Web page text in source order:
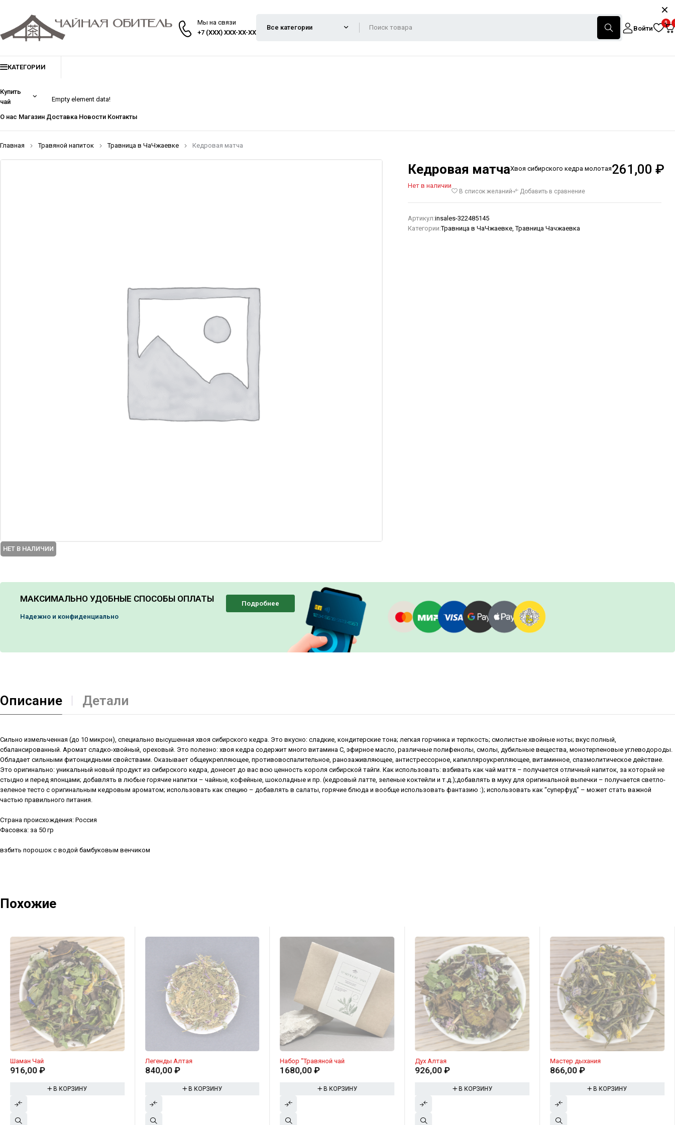
Мы на связи
+7 (XXX) XXX-XX-XX
Войти
0
КАТЕГОРИИ
Купить
чай
Empty element data!
О нас Магазин Доставка Новости Контакты
Главная Травяной напиток Травница в ЧаЧжаевке Кедровая матча
НЕТ В НАЛИЧИИ
Кедровая матчаХвоя сибирского кедра молотая261,00 ₽
Нет в наличии
В список желаний Добавить в сравнение
Артикул:insales-322485145
Категории:Травница в ЧаЧжаевке Травница Чачжаевка
МАКСИМАЛЬНО УДОБНЫЕ СПОСОБЫ ОПЛАТЫ
Надежно и конфиденциально
Подробнее
Описание Детали
Сильно измельченная (до 10 микрон), специально высушенная хвоя сибирского кедра. Это вкусно: сладкие, кондитерские тона; легкая горчинка и терпкость; смолистые хвойные ноты; вкус полный,
сбалансированный. Аромат сладко-хвойный, ореховый. Это полезно: хвоя кедра содержит много витамина С, эфирное масло, различные полифенолы, смолы, дубильные вещества, монотерпеновые углеводороды.
Обладает сильными фитонцидными свойствами. Оказывает общеукрепляющее, противовоспалительное, ранозаживляющее, антистрессорное, капилляроукрепляющее, витаминное, спазмолитическое действие.
Это оригинально: уникальный новый продукт из сибирского кедра, донесет до вас всю ценность короля сибирской тайги. Как использовать: взбивать как чай маття – получается отличный напиток, за который не
стыдно и перед японцами; добавлять в любые горячие напитки – чайные, кофейные, шоколадные и пр. (кедровый латте, зеленые коктейли и т.д.);добавлять в муку для оригинальной выпечки – получается светло-
зеленое тесто с оригинальным кедровым ароматом; использовать как специю – добавлять в салаты, горячие блюда и вообще использовать фантазию :); использовать как “суперфуд” – может стать важной
частью правильного питания.
Страна происхождения: Россия
Фасовка: за 50 гр
взбить порошок с водой бамбуковым венчиком
Похожие
Шаман Чай
916,00 ₽
В КОРЗИНУ
Легенды Алтая
840,00 ₽
В КОРЗИНУ
Набор "Травяной чай
1680,00₽
В КОРЗИНУ
Дух Алтая
926,00₽
В КОРЗИНУ
Мастер дыхания
866,00₽
В КОРЗИНУ